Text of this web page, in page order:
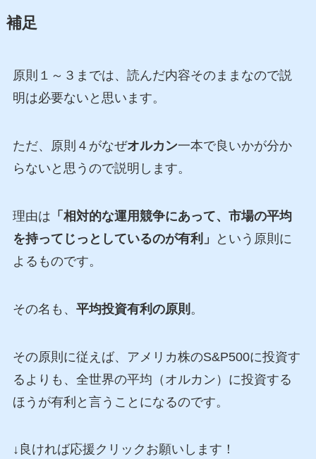
補足
原則１～３までは、読んだ内容そのままなので説
明は必要ないと思います。
ただ、原則４がなぜオルカン一本で良いかが分か
らないと思うので説明します。
理由は 「相対的な運用競争にあって、市場の平均
を持ってじっとしているのが有利」
という原則に
よるものです。
その名も、 平均投資有利の原則 。
その原則に従えば、アメリカ株のS&P500に投資す
るよりも、全世界の平均（オルカン）に投資する
ほうが有利と言うことになるのです。
↓良ければ応援クリックお願いします！